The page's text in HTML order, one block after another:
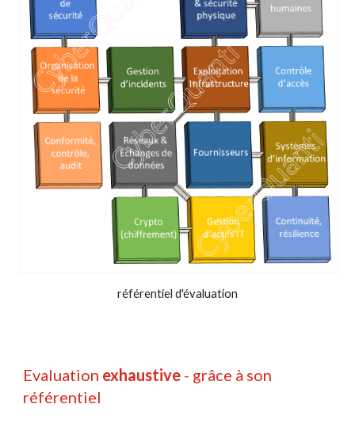
référentiel d'évaluation
Evaluation exhaustive - grâce à son
référentiel